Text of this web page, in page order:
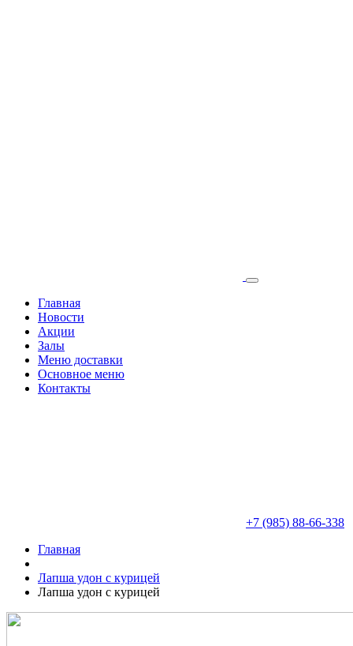
Главная
Новости
Акции
Залы
Меню доставки
Основное меню
Контакты
+7 (985) 88-66-338
Главная
Лапша удон с курицей
Лапша удон с курицей